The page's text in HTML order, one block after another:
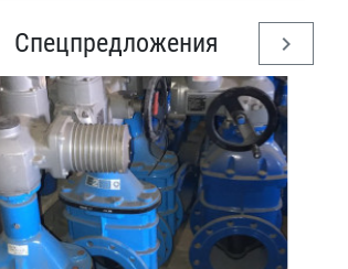
Спецпредложения chevron_right